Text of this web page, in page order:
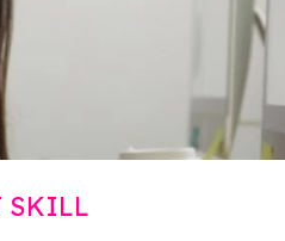
SKILL